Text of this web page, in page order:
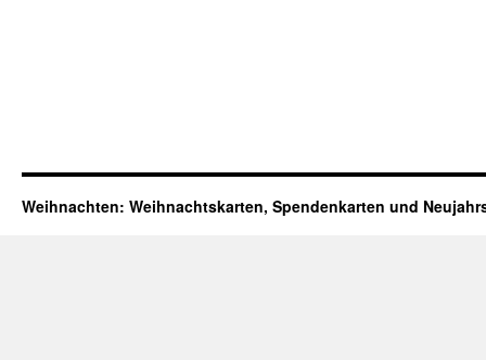
Weihnachten: Weihnachtskarten, Spendenkarten und